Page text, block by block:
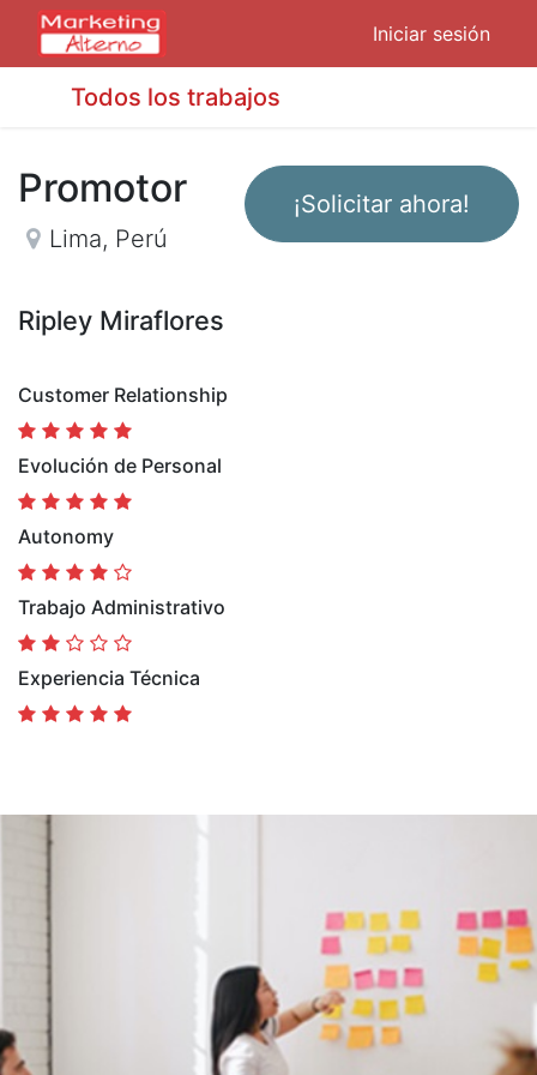
Iniciar sesión
Todos los trabajos
¡Solicitar ahora!
Promotor
Lima, Perú
Ripley Miraflores
Customer Relationship
Evolución de Personal
Autonomy
Trabajo Administrativo
Experiencia Técnica